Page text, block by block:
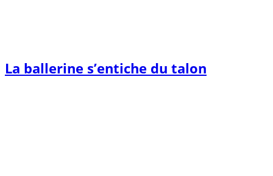
La ballerine s’entiche du talon